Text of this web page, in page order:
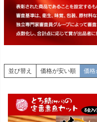
並び替え 価格が安い順 価格